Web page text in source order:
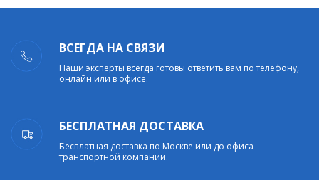
ВСЕГДА НА СВЯЗИ
Наши эксперты всегда готовы ответить вам по телефону,
онлайн или в офисе.
БЕСПЛАТНАЯ ДОСТАВКА
Бесплатная доставка по Москве или до офиса
транспортной компании.